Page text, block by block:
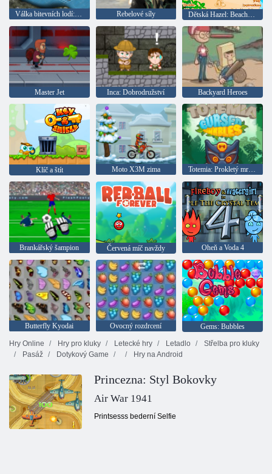
Rebelové síly Dětská Hazel: Beach party
Master Jet Inca: Dobrodružství Backyard Heroes
Klíč a štít Moto X3M zima Totemia: Prokletý mramor
Brankářský šampion Červená míč navždy Oheň a Voda 4
Butterfly Kyodai Ovocný rozdrcení
Gems: Bubbles
Hry Online
Hry pro kluky Letecké hry Letadlo
Střelba pro kluky
Pasáž
Dotykový Game Hry na Android
Princezna: Styl Bokovky
Air War 1941
Printsesss bederní Selfie